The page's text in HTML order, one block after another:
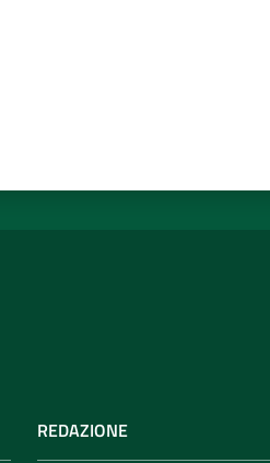
REDAZIONE